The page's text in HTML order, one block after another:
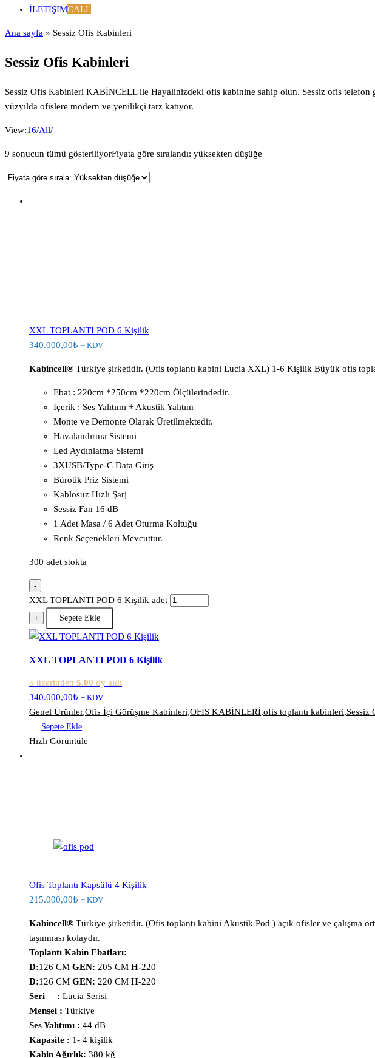
İLETIŞIMCALL
Ana sayfa » Sessiz Ofis Kabinleri
Sessiz Ofis Kabinleri
Sessiz Ofis Kabinleri KABİNCELL ile Hayalinizdeki ofis kabinine sahip olun. Sessiz ofis telefon
yüzyılda ofislere modern ve yenilikçi tarz katıyor.
View:16/All/
9 sonucun tümü gösteriliyorFiyata göre sıralandı: yüksekten düşüğe
XXL TOPLANTI POD 6 Kişilik
340.000,00₺ + KDV
Kabincell® Türkiye şirketidir. (Ofis toplantı kabini Lucia XXL) 1-6 Kişilik Büyük ofis
Ebat : 220cm *250cm *220cm Ölçülerindedir.
İçerik : Ses Yalıtımı + Akustik Yalıtım
Monte ve Demonte Olarak Üretilmektedir.
Havalandırma Sistemi
Led Aydınlatma Sistemi
3XUSB/Type-C Data Giriş
Bürotik Priz Sistemi
Kablosuz Hızlı Şarj
Sessiz Fan 16 dB
1 Adet Masa / 6 Adet Oturma Koltuğu
Renk Seçenekleri Mevcuttur.
300 adet stokta
-
XXL TOPLANTI POD 6 Kişilik adet
+ Sepete Ekle
XXL TOPLANTI POD 6 Kişilik
5 üzerinden 5.00 oy aldı
340.000,00₺ + KDV
Genel Ürünler,Ofis İçi Görüşme Kabinleri,OFİS KABİNLERİ,ofis toplantı kabinleri,Sessiz
Sepete Ekle
Hızlı Görüntüle
Ofis Toplantı Kapsülü 4 Kişilik
215.000,00₺ + KDV
Kabincell® Türkiye şirketidir. (Ofis toplantı kabini Akustik Pod ) açık ofisler ve çalışma
taşınması kolaydır.
Toplantı Kabin Ebatları:
D:126 CM GEN: 205 CM H-220
D:126 CM GEN: 220 CM H-220
Seri : Lucia Serisi
Menşei : Türkiye
Ses Yalıtımı : 44 dB
Kapasite : 1- 4 kişilik
Kabin Ağırlık: 380 kğ